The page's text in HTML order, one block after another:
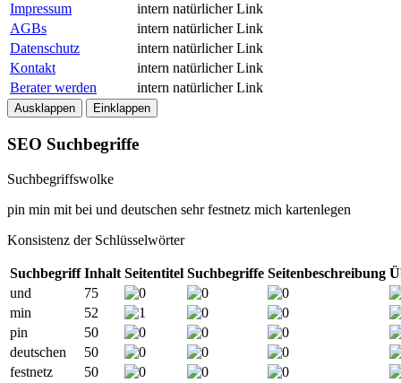
Impressum
intern natürlicher Link
AGBs
intern natürlicher Link
Datenschutz
intern natürlicher Link
Kontakt
intern natürlicher Link
Berater werden
intern natürlicher Link
Ausklappen Einklappen
SEO Suchbegriffe
Suchbegriffswolke
pin min mit bei und deutschen sehr festnetz mich kartenlegen
Konsistenz der Schlüsselwörter
Suchbegriff Inhalt Seitentitel Suchbegriffe Seitenbeschreibung
und
75
min
52
pin
50
deutschen
50
festnetz
50